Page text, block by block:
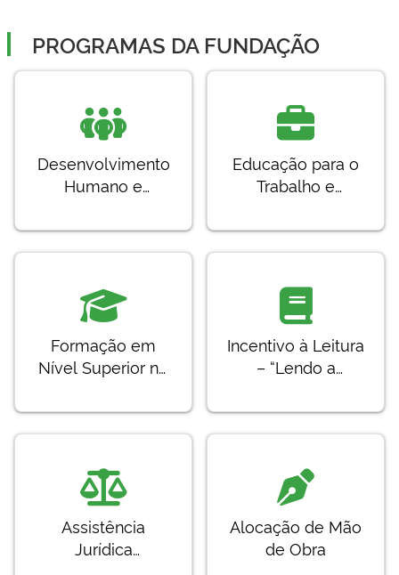
PROGRAMAS DA FUNDAÇÃO
Desenvolvimento
Humano e
Educação para o
Trabalho e
Formação em
Nível Superior no
Incentivo à Leitura
– “Lendo a
Assistência
Jurídica
Alocação de Mão
de Obra